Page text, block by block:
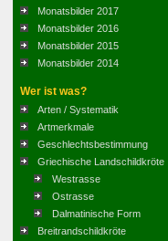
Monatsbilder 2017
Monatsbilder 2016
Monatsbilder 2015
Monatsbilder 2014
Wer ist was?
Arten / Systematik
Artmerkmale
Geschlechtsbestimmung
Griechische Landschildkröte
Westrasse
Ostrasse
Dalmatinische Form
Breitrandschildkröte